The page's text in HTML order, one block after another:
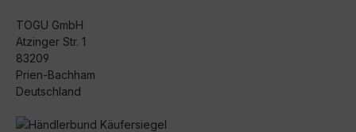
TOGU GmbH
Atzinger Str. 1
83209
Prien-Bachham
Deutschland